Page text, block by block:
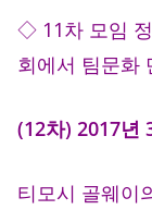
◇ 11차 모임 정
회에서 팀문화
(12차) 2017년
티모시 골웨이